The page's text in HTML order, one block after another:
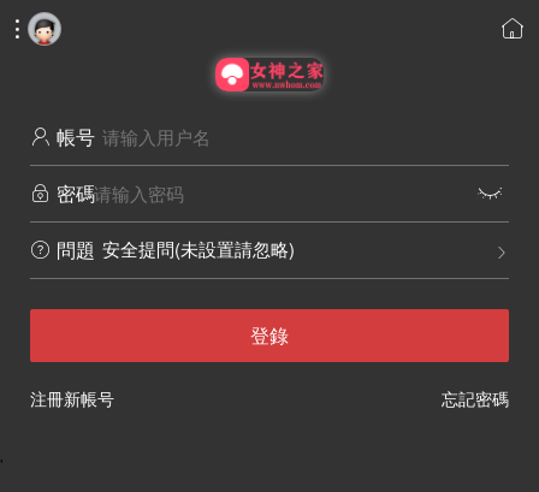
 
 帳号
 密碼 
 問題 
安全提問(未設置請忽略)
登錄
忘記密碼
注冊新帳号
'